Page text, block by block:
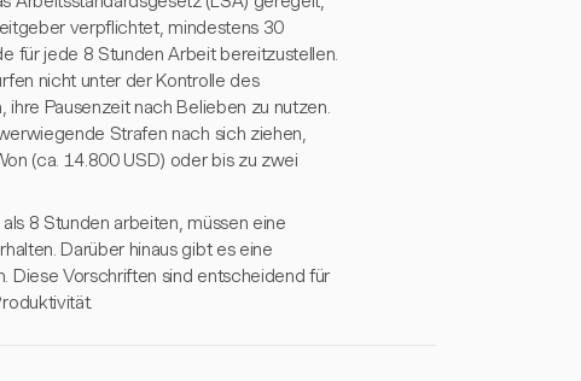
verpflichtet, mindestens 30
für jede 8 Stunden Arbeit bereitzustellen.
nicht unter der Kontrolle des
Pausenzeit nach Belieben zu nutzen.
Strafen nach sich ziehen,
(ca. 14.800 USD) oder bis zu zwei
8 Stunden arbeiten, müssen eine
Darüber hinaus gibt es eine
Diese Vorschriften sind entscheidend für